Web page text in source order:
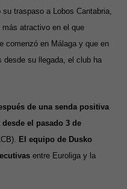
traspaso a Lobos Cantabria,
atractivo en el que
comenzó en Málaga y que en
desde su llegada, el club ha
de una senda positiva
desde el pasado 3 de
El equipo de Dusko
entre Euroliga y la